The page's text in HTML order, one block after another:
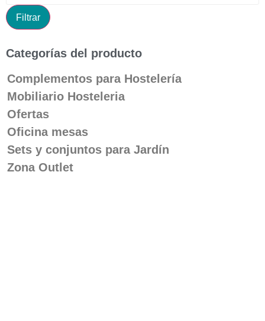
Filtrar
Categorías del producto
Complementos para Hostelería
Mobiliario Hosteleria
Ofertas
Oficina mesas
Sets y conjuntos para Jardín
Zona Outlet